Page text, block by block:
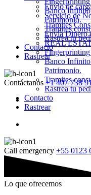
Banco
Patrimonio.
Tramites
Rastrea tu
Contacto
Rastrear
Contáctanos +1 407 738
Envio de
Servicio de
Trámites
Envía Dinero
REAL
Banco
Patrimonio.
Tramites
Rastrea tu
Contacto
Rastrear
Call emergency +55 0123
Lo que ofrecemos